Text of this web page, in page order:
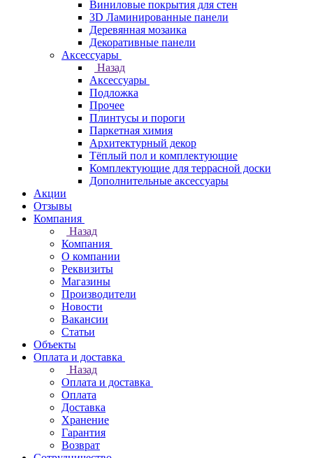
Виниловые покрытия для стен
3D Ламинированные панели
Деревянная мозаика
Декоративные панели
Аксессуары
Назад
Аксессуары
Подложка
Прочее
Плинтусы и пороги
Паркетная химия
Архитектурный декор
Тёплый пол и комплектующие
Комплектующие для террасной доски
Дополнительные аксессуары
Акции
Отзывы
Компания
Назад
Компания
О компании
Реквизиты
Магазины
Производители
Новости
Вакансии
Статьи
Объекты
Оплата и доставка
Назад
Оплата и доставка
Оплата
Доставка
Хранение
Гарантия
Возврат